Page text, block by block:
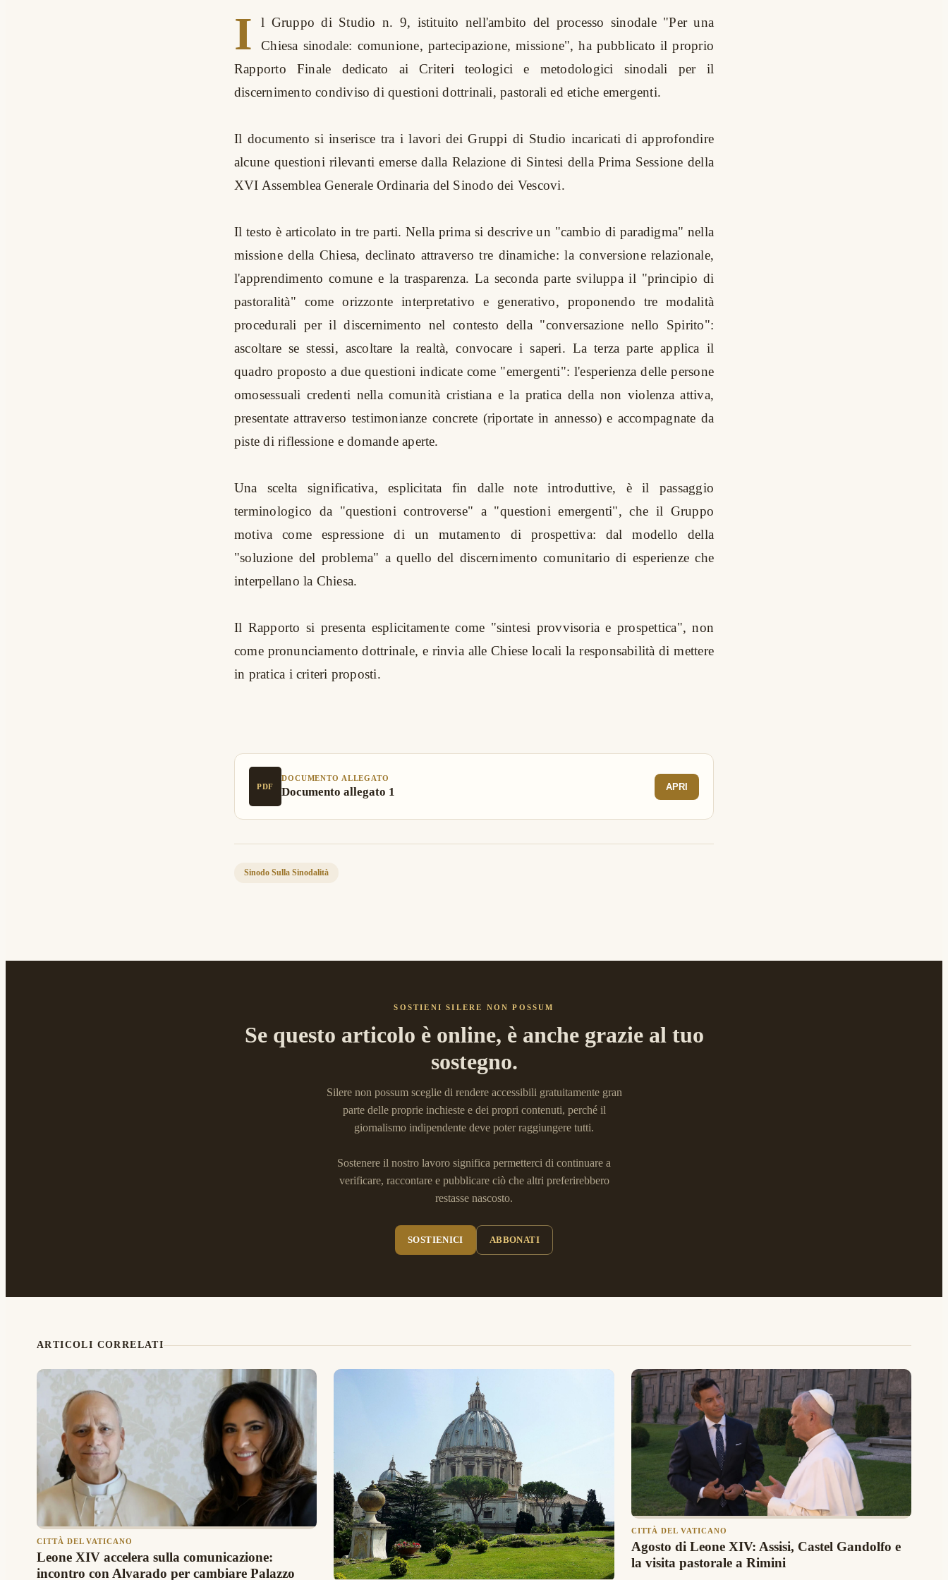
I
l Gruppo di Studio n. 9, istituito nell'ambito del processo sinodale "Per una
Chiesa sinodale: comunione, partecipazione, missione", ha pubblicato il proprio
Rapporto Finale dedicato ai Criteri teologici e metodologici sinodali per il
discernimento condiviso di questioni dottrinali, pastorali ed etiche emergenti.
Il documento si inserisce tra i lavori dei Gruppi di Studio incaricati di approfondire
alcune questioni rilevanti emerse dalla Relazione di Sintesi della Prima Sessione della
XVI Assemblea Generale Ordinaria del Sinodo dei Vescovi.
Il testo è articolato in tre parti. Nella prima si descrive un "cambio di paradigma" nella
missione della Chiesa, declinato attraverso tre dinamiche: la conversione relazionale,
l'apprendimento comune e la trasparenza. La seconda parte sviluppa il "principio di
pastoralità" come orizzonte interpretativo e generativo, proponendo tre modalità
procedurali per il discernimento nel contesto della "conversazione nello Spirito":
ascoltare se stessi, ascoltare la realtà, convocare i saperi. La terza parte applica il
quadro proposto a due questioni indicate come "emergenti": l'esperienza delle persone
omosessuali credenti nella comunità cristiana e la pratica della non violenza attiva,
presentate attraverso testimonianze concrete (riportate in annesso) e accompagnate da
piste di riflessione e domande aperte.
Una scelta significativa, esplicitata fin dalle note introduttive, è il passaggio
terminologico da "questioni controverse" a "questioni emergenti", che il Gruppo
motiva come espressione di un mutamento di prospettiva: dal modello della
"soluzione del problema" a quello del discernimento comunitario di esperienze che
interpellano la Chiesa.
Il Rapporto si presenta esplicitamente come "sintesi provvisoria e prospettica", non
come pronunciamento dottrinale, e rinvia alle Chiese locali la responsabilità di mettere
in pratica i criteri proposti.
PDF
DOCUMENTO ALLEGATO
Documento allegato 1 APRI
Sinodo Sulla Sinodalità
SOSTIENI SILERE NON POSSUM
Se questo articolo è online, è anche grazie al tuo
sostegno.
Silere non possum sceglie di rendere accessibili gratuitamente gran
parte delle proprie inchieste e dei propri contenuti, perché il
giornalismo indipendente deve poter raggiungere tutti.
Sostenere il nostro lavoro significa permetterci di continuare a
verificare, raccontare e pubblicare ciò che altri preferirebbero
restasse nascosto.
SOSTIENICI ABBONATI
ARTICOLI CORRELATI
CITTÀ DEL VATICANO
Leone XIV accelera sulla comunicazione:
incontro con Alvarado per cambiare Palazzo
CITTÀ DEL VATICANO
Agosto di Leone XIV: Assisi, Castel Gandolfo e
la visita pastorale a Rimini